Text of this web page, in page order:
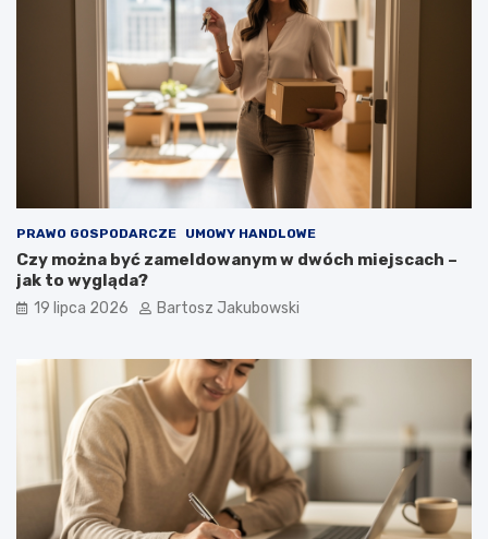
PRAWO GOSPODARCZE UMOWY HANDLOWE
Czy można być zameldowanym w dwóch miejscach –
jak to wygląda?
19 lipca 2026 Bartosz Jakubowski